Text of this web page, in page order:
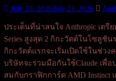
July 23, 2026July 23, 2026
ประเด็นที่น่าสนใจ Anthropic เตรี
Series สูงสุด 2 กิกะวัตต์ในโซลูชัน
กิกะวัตต์แรกจะเริ่มเปิดใช้ในช่วง
บริษัทจะร่วมมือกันใช้Claude เพื่อ
สมกับกราฟิกการ์ด AMD Instinct